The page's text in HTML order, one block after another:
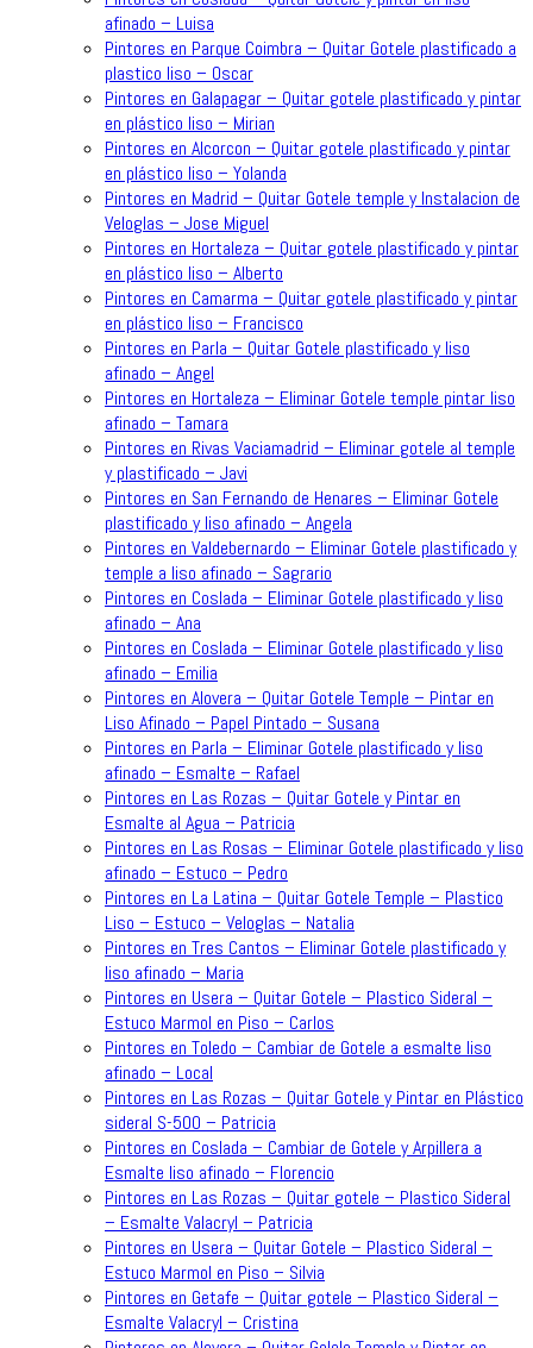
afinado – Luisa
Pintores en Parque Coimbra – Quitar Gotele plastificado a
plastico liso – Oscar
Pintores en Galapagar – Quitar gotele plastificado y pintar
en plástico liso – Mirian
Pintores en Alcorcon – Quitar gotele plastificado y pintar
en plástico liso – Yolanda
Pintores en Madrid – Quitar Gotele temple y Instalacion de
Veloglas – Jose Miguel
Pintores en Hortaleza – Quitar gotele plastificado y pintar
en plástico liso – Alberto
Pintores en Camarma – Quitar gotele plastificado y pintar
en plástico liso – Francisco
Pintores en Parla – Quitar Gotele plastificado y liso
afinado – Angel
Pintores en Hortaleza – Eliminar Gotele temple pintar liso
afinado – Tamara
Pintores en Rivas Vaciamadrid – Eliminar gotele al temple
y plastificado – Javi
Pintores en San Fernando de Henares – Eliminar Gotele
plastificado y liso afinado – Angela
Pintores en Valdebernardo – Eliminar Gotele plastificado y
temple a liso afinado – Sagrario
Pintores en Coslada – Eliminar Gotele plastificado y liso
afinado – Ana
Pintores en Coslada – Eliminar Gotele plastificado y liso
afinado – Emilia
Pintores en Alovera – Quitar Gotele Temple – Pintar en
Liso Afinado – Papel Pintado – Susana
Pintores en Parla – Eliminar Gotele plastificado y liso
afinado – Esmalte – Rafael
Pintores en Las Rozas – Quitar Gotele y Pintar en
Esmalte al Agua – Patricia
Pintores en Las Rosas – Eliminar Gotele plastificado y liso
afinado – Estuco – Pedro
Pintores en La Latina – Quitar Gotele Temple – Plastico
Liso – Estuco – Veloglas – Natalia
Pintores en Tres Cantos – Eliminar Gotele plastificado y
liso afinado – Maria
Pintores en Usera – Quitar Gotele – Plastico Sideral –
Estuco Marmol en Piso – Carlos
Pintores en Toledo – Cambiar de Gotele a esmalte liso
afinado – Local
Pintores en Las Rozas – Quitar Gotele y Pintar en Plástico
sideral S-500 – Patricia
Pintores en Coslada – Cambiar de Gotele y Arpillera a
Esmalte liso afinado – Florencio
Pintores en Las Rozas – Quitar gotele – Plastico Sideral
– Esmalte Valacryl – Patricia
Pintores en Usera – Quitar Gotele – Plastico Sideral –
Estuco Marmol en Piso – Silvia
Pintores en Getafe – Quitar gotele – Plastico Sideral –
Esmalte Valacryl – Cristina